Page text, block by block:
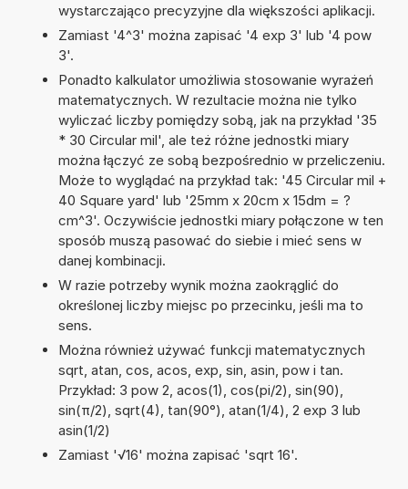
wystarczająco precyzyjne dla większości aplikacji.
Zamiast '4^3' można zapisać '4 exp 3' lub '4 pow
3'.
Ponadto kalkulator umożliwia stosowanie wyrażeń
matematycznych. W rezultacie można nie tylko
wyliczać liczby pomiędzy sobą, jak na przykład '35
* 30 Circular mil', ale też różne jednostki miary
można łączyć ze sobą bezpośrednio w przeliczeniu.
Może to wyglądać na przykład tak: '45 Circular mil +
40 Square yard' lub '25mm x 20cm x 15dm = ?
cm^3'. Oczywiście jednostki miary połączone w ten
sposób muszą pasować do siebie i mieć sens w
danej kombinacji.
W razie potrzeby wynik można zaokrąglić do
określonej liczby miejsc po przecinku, jeśli ma to
sens.
Można również używać funkcji matematycznych
sqrt, atan, cos, acos, exp, sin, asin, pow i tan.
Przykład: 3 pow 2, acos(1), cos(pi/2), sin(90),
sin(π/2), sqrt(4), tan(90°), atan(1/4), 2 exp 3 lub
asin(1/2)
Zamiast '√16' można zapisać 'sqrt 16'.